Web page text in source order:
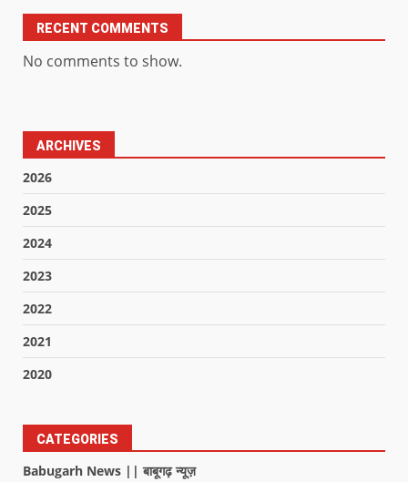
RECENT COMMENTS
No comments to show.
ARCHIVES
2026
2025
2024
2023
2022
2021
2020
CATEGORIES
Babugarh News || बाबूगढ़ न्यूज़